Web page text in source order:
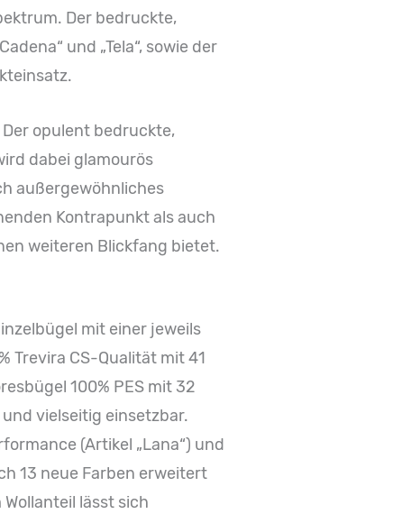
Der bedruckte,
und „Tela“, sowie der
opulent bedruckte,
dabei glamourös
außergewöhnliches
Kontrapunkt als auch
weiteren Blickfang bietet.
mit einer jeweils
Trevira CS-Qualität mit 41
100% PES mit 32
vielseitig einsetzbar.
(Artikel „Lana“) und
13 neue Farben erweitert
lässt sich